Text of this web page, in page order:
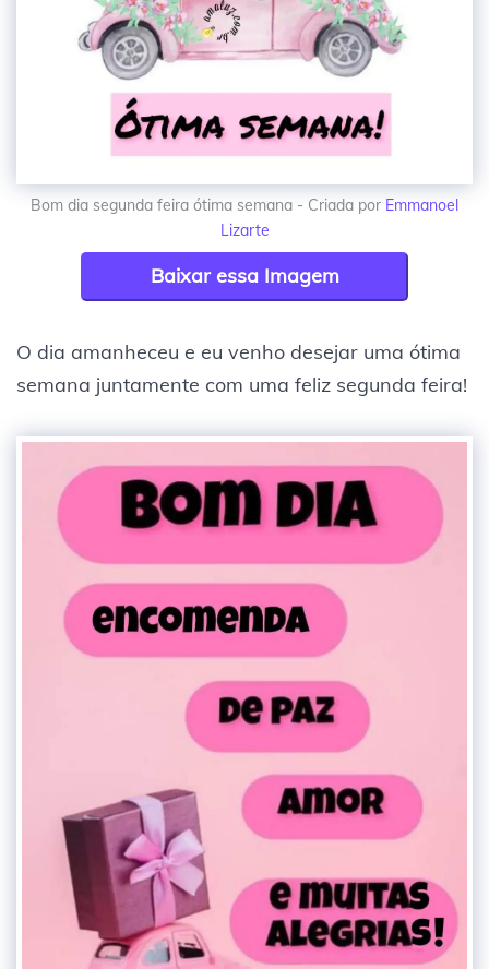
Bom dia segunda feira ótima semana - Criada por Emmanoel
Lizarte
Baixar essa Imagem
O dia amanheceu e eu venho desejar uma ótima
semana juntamente com uma feliz segunda feira!